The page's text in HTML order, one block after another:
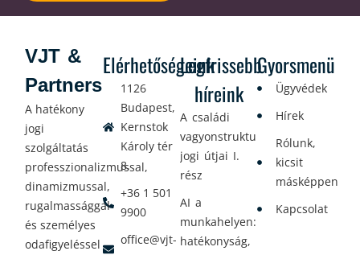
Elérhetőségeink
1126
Budapest,
Kernstok
Károly tér
8.
+36 1 501
9900
office@vjt-
Legfrissebb
híreink
A családi
vagyonstrukturálás
jogi útjai I.
rész
AI a
munkahelyen:
hatékonyság,
Gyorsmenü
Ügyvédek
Hírek
Rólunk,
kicsit
másképpen
Kapcsolat
VJT &
Partners
A hatékony
jogi
szolgáltatás
professzionalizmussal,
dinamizmussal,
rugalmassággal
és személyes
odafigyeléssel